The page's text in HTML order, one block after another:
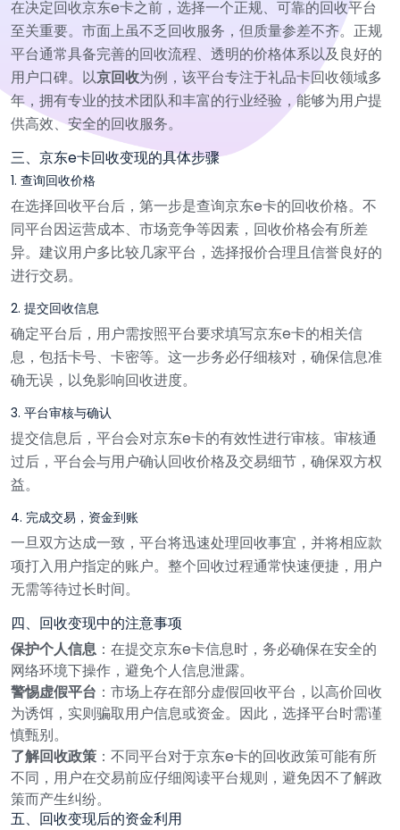
在决定回收京东e卡之前，选择一个正规、可靠的回收平台
至关重要。市面上虽不乏回收服务，但质量参差不齐。正规
平台通常具备完善的回收流程、透明的价格体系以及良好的
用户口碑。以京回收为例，该平台专注于礼品卡回收领域多
年，拥有专业的技术团队和丰富的行业经验，能够为用户提
供高效、安全的回收服务。
三、京东e卡回收变现的具体步骤
1. 查询回收价格
在选择回收平台后，第一步是查询京东e卡的回收价格。不
同平台因运营成本、市场竞争等因素，回收价格会有所差
异。建议用户多比较几家平台，选择报价合理且信誉良好的
进行交易。
2. 提交回收信息
确定平台后，用户需按照平台要求填写京东e卡的相关信
息，包括卡号、卡密等。这一步务必仔细核对，确保信息准
确无误，以免影响回收进度。
3. 平台审核与确认
提交信息后，平台会对京东e卡的有效性进行审核。审核通
过后，平台会与用户确认回收价格及交易细节，确保双方权
益。
4. 完成交易，资金到账
一旦双方达成一致，平台将迅速处理回收事宜，并将相应款
项打入用户指定的账户。整个回收过程通常快速便捷，用户
无需等待过长时间。
四、回收变现中的注意事项
保护个人信息 ：在提交京东e卡信息时，务必确保在安全的
网络环境下操作，避免个人信息泄露。
警惕虚假平台 ：市场上存在部分虚假回收平台，以高价回收
为诱饵，实则骗取用户信息或资金。因此，选择平台时需谨
慎甄别。
了解回收政策 ：不同平台对于京东e卡的回收政策可能有所
不同，用户在交易前应仔细阅读平台规则，避免因不了解政
策而产生纠纷。
五、回收变现后的资金利用